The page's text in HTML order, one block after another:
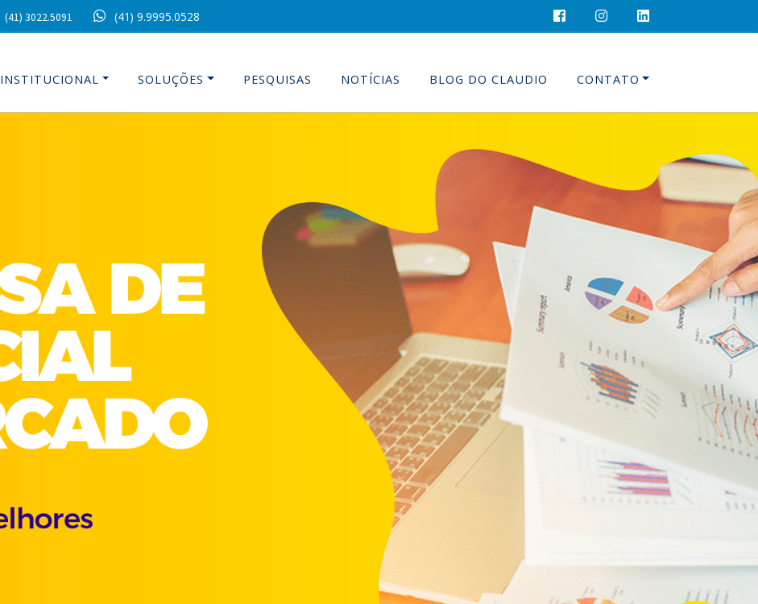
(41) 3022.5091 (41) 9.9995.0528
INSTITUCIONAL SOLUÇÕES PESQUISAS NOTÍCIAS BLOG DO CLAUDIO CONTATO